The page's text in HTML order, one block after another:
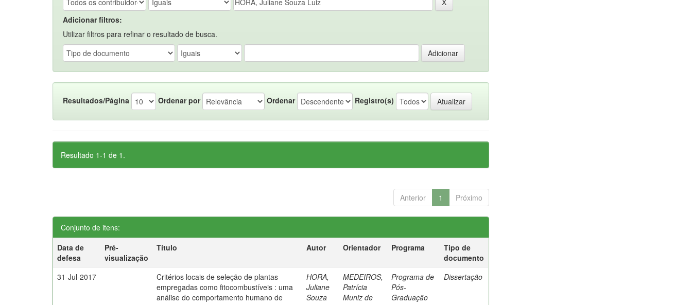
Adicionar filtros:
Utilizar filtros para refinar o resultado de busca.
Resultados/Página Ordenar por Ordenar Registro(s)
Resultado 1-1 de 1.
Anterior 1 Próximo
Conjunto de itens:
Data de
defesa
Pré-
visualização
Título Autor Orientador Programa
Tipo de
documento
31-Jul-2017
Critérios locais de seleção de plantas
empregadas como fitocombustíveis : uma
análise do comportamento humano de
HORA,
Juliane
Souza
MEDEIROS,
Patrícia
Muniz de
Programa de
Pós-
Graduação
Dissertação